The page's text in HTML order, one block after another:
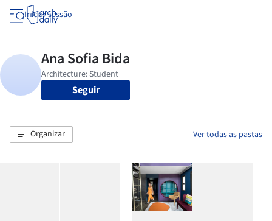
Iniciar sessão
Seguir
Organizar Ver todas as pastas